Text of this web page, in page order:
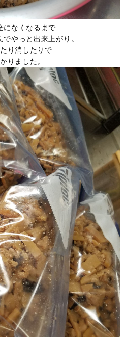
になくなるまで
でやっと出来上がり。
り消したりで
りました。